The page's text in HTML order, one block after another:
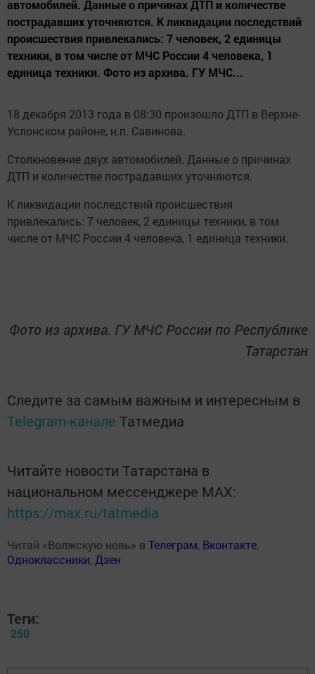
автомобилей. Данные о причинах ДТП и количестве
пострадавших уточняются. К ликвидации последствий
происшествия привлекались: 7 человек, 2 единицы
техники, в том числе от МЧС России 4 человека, 1
единица техники. Фото из архива. ГУ МЧС...
18 декабря 2013 года в 08:30 произошло ДТП в Верхне-
Услонском районе, н.п. Савинова.
Столкновение двух автомобилей. Данные о причинах
ДТП и количестве пострадавших уточняются.
К ликвидации последствий происшествия
привлекались: 7 человек, 2 единицы техники, в том
числе от МЧС России 4 человека, 1 единица техники.
Фото из архива. ГУ МЧС России по Республике
Татарстан
Следите за самым важным и интересным в
Telegram-канале Татмедиа
Читайте новости Татарстана в
национальном мессенджере MАХ:
https://max.ru/tatmedia
Читай «Волжскую новь» в Телеграм, Вконтакте,
Одноклассники, Дзен
Теги:
250